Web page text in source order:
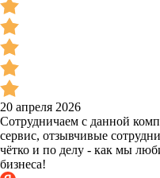
20 апреля 2026
Сотрудничаем с данной
сервис, отзывчивые
чётко и по делу - как мы
бизнеса!